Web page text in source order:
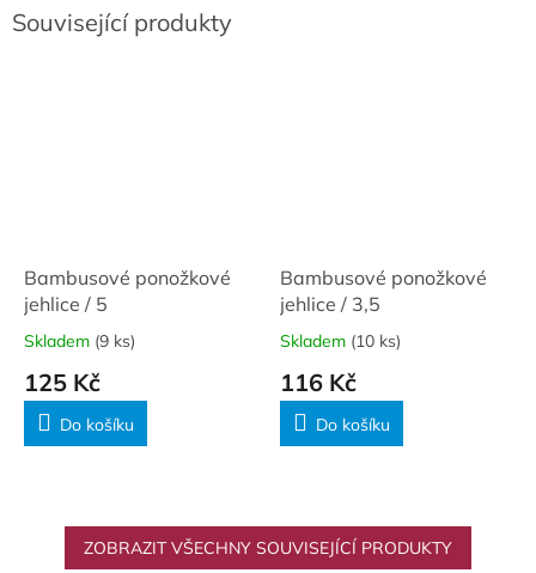
Související produkty
Bambusové ponožkové
jehlice / 5
Skladem (9 ks)
125 Kč
Do košíku
Bambusové ponožkové
jehlice / 3,5
Skladem (10 ks)
116 Kč
Do košíku
ZOBRAZIT VŠECHNY SOUVISEJÍCÍ PRODUKTY